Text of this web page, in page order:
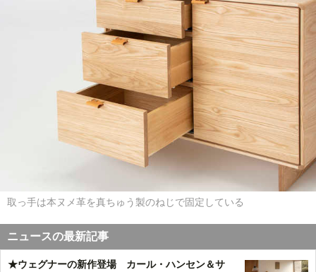
取っ手は本ヌメ革を真ちゅう製のねじで固定している
ニュースの最新記事
★ウェグナーの新作登場 カール・ハンセン＆サ